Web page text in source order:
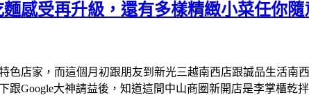
麵感受再升級，還有多樣精緻小菜任你
色店家，而這個月初跟朋友到新光三越南西店跟誠品生活南
Google大神請益後，知道這間中山商圈新開店是李掌櫃乾